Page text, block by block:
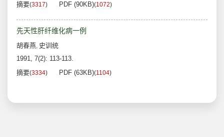
摘要(3317) PDF (90KB)(1072)
先天性肝纤维化病一例
胡春燕, 史训统
1991, 7(2): 113-113.
摘要(3334) PDF (63KB)(1104)